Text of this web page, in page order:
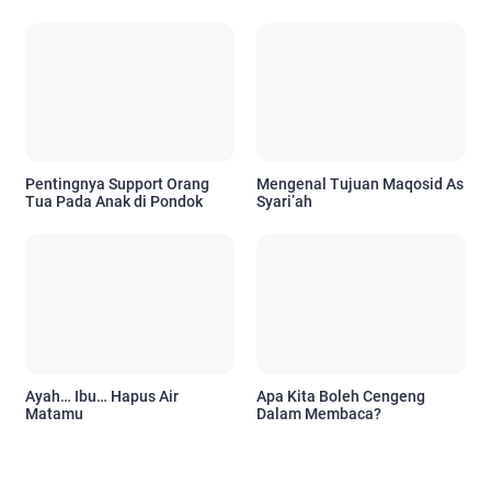
Pentingnya Support Orang
Tua Pada Anak di Pondok
Mengenal Tujuan Maqosid As
Syari’ah
Ayah… Ibu… Hapus Air
Matamu
Apa Kita Boleh Cengeng
Dalam Membaca?